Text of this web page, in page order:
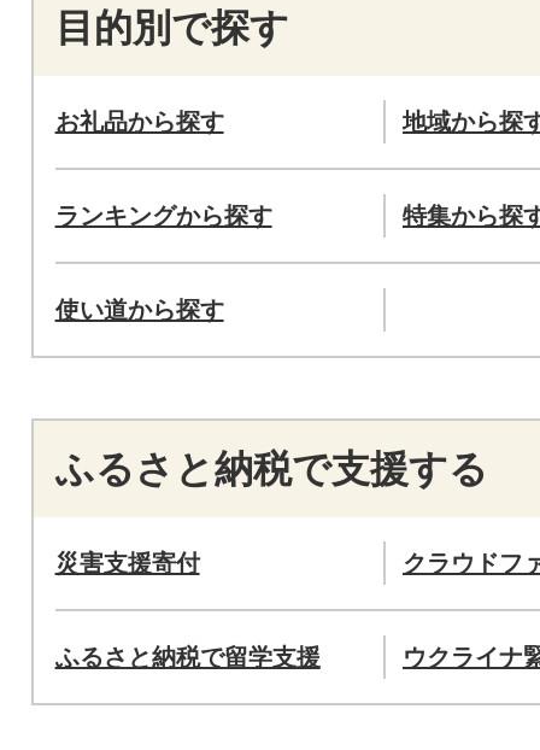
目的別で探す
お礼品から探す 地域から探
ランキングから探す 特集から探
使い道から探す
ふるさと納税で支援する
災害支援寄付 クラウドフ
ふるさと納税で留学支援 ウクライナ